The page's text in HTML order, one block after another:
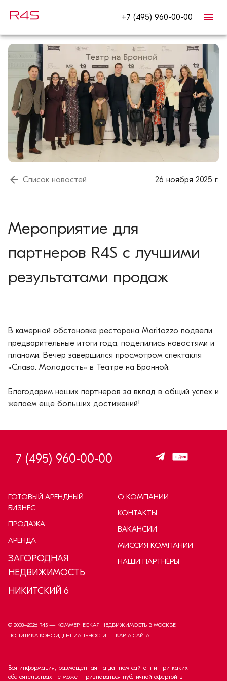
+7 (495) 960-00-00
Список новостей 26 ноября 2025 г.
Мероприятие для
партнеров R4S с лучшими
результатами продаж
В камерной обстановке ресторана Maritozzo подвели
предварительные итоги года, поделились новостями и
планами. Вечер завершился просмотром спектакля
«Слава. Молодость» в Театре на Бронной.
Благодарим наших партнеров за вклад в общий успех и
желаем еще больших достижений!
+7 (495) 960-00-00
ГОТОВЫЙ АРЕНДНЫЙ
БИЗНЕС
ПРОДАЖА
АРЕНДА
ЗАГОРОДНАЯ
НЕДВИЖИМОСТЬ
НИКИТСКИЙ 6
О КОМПАНИИ
КОНТАКТЫ
ВАКАНСИИ
МИССИЯ КОМПАНИИ
НАШИ ПАРТНЁРЫ
© 2008–2026 R4S — КОММЕРЧЕСКАЯ НЕДВИЖИМОСТЬ В МОСКВЕ
ПОЛИТИКА КОНФИДЕНЦИАЛЬНОСТИ
КАРТА САЙТА
Вся информация, размещенная на данном сайте, ни при каких
обстоятельствах не может признаваться публичной офертой в